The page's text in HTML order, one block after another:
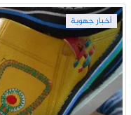
أخبار جهوية